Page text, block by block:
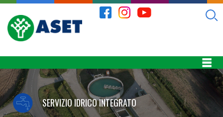
SERVIZIO IDRICO INTEGRATO